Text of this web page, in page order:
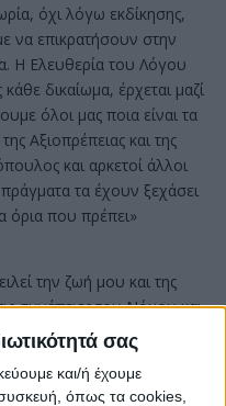
σας
και/ή έχουμε
όπως τα cookies,
όχι λόγω εκδίκησης,
να επικρατήσουν στην
Η Ελευθερία του Λόγου
δικαίωμα, έρχεται μαζί
όλοι μας ποια είναι τα
Αξιοπρέπειας και της
και αρκετοί άλλοι
τα έχουν ξεχάσει
όρια που πρέπει»
την ζωή μου και της
συνέπειες του Νόμου και
και την άρση της
όση θέλετε,